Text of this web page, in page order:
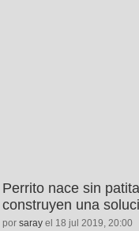
Perrito nace sin
construyen una
por saray el 18 jul 2019, 20:00